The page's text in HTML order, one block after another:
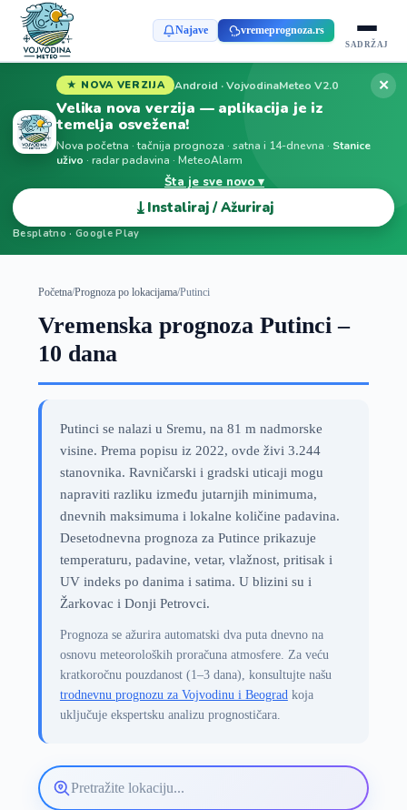
Najave vremeprognoza.rs
SADRŽAJ
★ NOVA VERZIJA Android · VojvodinaMeteo V2.0
Velika nova verzija — aplikacija je iz
temelja osvežena!
Nova početna · tačnija prognoza · satna i 14-dnevna · Stanice
uživo · radar padavina · MeteoAlarm
Šta je sve novo ▾
⤓ Instaliraj / Ažuriraj
Besplatno · Google Play
✕
Početna/Prognoza po lokacijama/Putinci
Vremenska prognoza Putinci –
10 dana
Putinci se nalazi u Sremu, na 81 m nadmorske
visine. Prema popisu iz 2022, ovde živi 3.244
stanovnika. Ravničarski i gradski uticaji mogu
napraviti razliku između jutarnjih minimuma,
dnevnih maksimuma i lokalne količine padavina.
Desetodnevna prognoza za Putince prikazuje
temperaturu, padavine, vetar, vlažnost, pritisak i
UV indeks po danima i satima. U blizini su i
Žarkovac i Donji Petrovci.
Prognoza se ažurira automatski dva puta dnevno na
osnovu meteoroloških proračuna atmosfere. Za veću
kratkoročnu pouzdanost (1–3 dana), konsultujte našu
trodnevnu prognozu za Vojvodinu i Beogradkoja
uključuje ekspertsku analizu prognostičara.
Pretražite